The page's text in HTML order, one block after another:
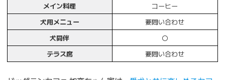
メイン料理
コーヒー
犬用メニュー
要問い合わせ
犬同伴
〇
テラス席
要問い合わせ